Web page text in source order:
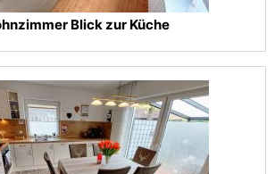
Blick zur Küche